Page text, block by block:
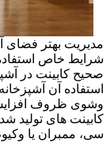
مدیریت بهتر فضای
شرایط خاص
صحیح کابینت در
استفاده آن
وشوی ظروف افزایش
کابینت های تولید
سی، ممبران یا